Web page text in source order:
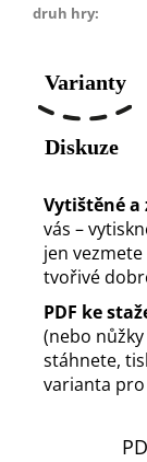
druh hry:
Varianty
Diskuze
Vytištěné
vás –
jen
tvořivé
PDF ke
(nebo
stáhnete,
varianta